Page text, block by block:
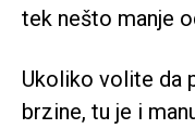
tek nešto manje
Ukoliko volite da
brzine, tu je i